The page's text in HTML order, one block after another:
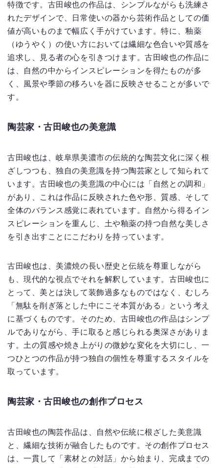
特徴です。古田峻也の作品は、シンプルながらも洗練さ
れたデザインで、日常使いの器から芸術作品としての価
値が高いものまで幅広く手がけています。特に、釉薬
（ゆうやく）の使い方においては繊細な色合いや質感を
追求し、見る者の心を引きつけます。古田峻也の作品に
は、自然の中からインスピレーションを得たものが多
く、風景や季節の移ろいを器に反映させることが多いで
す。
陶芸家・古田峻也の美意識
古田峻也は、岐阜県美濃市の伝統的な陶芸文化に深く根
ざしつつも、独自の美意識を持つ陶芸家として知られて
います。古田峻也の美意識の中心には「自然との調和」
があり、これは作品に反映された色や形、質感、そして
全体のバランス感覚に表れています。自然から得るイン
スピレーションを重んじ、土や釉薬の持つ自然な美しさ
を引き出すことにこだわりを持っています。
古田峻也は、美濃焼の長い歴史と伝統を尊重しながら
も、現代的な視点でそれを解釈しています。古田峻也に
とって、美とは決して装飾過多なものではなく、むしろ
「無駄を削ぎ落とした中にこそ本質がある」という考え
に基づくものです。そのため、古田峻也の作品はシンプ
ルでありながら、手に取ると感じられる奥深さがありま
す。土の質感や焼き上がりの微妙な変化を大切にし、一
つひとつの作品が持つ独自の個性を尊重するスタイルを
取っています。
陶芸家・古田峻也の創作プロセス
古田峻也の陶芸作品は、自然や伝統に根ざした美意識
と、繊細な技術が融合したものです。その創作プロセス
は、一貫して「素材との対話」から始まり、完成までの